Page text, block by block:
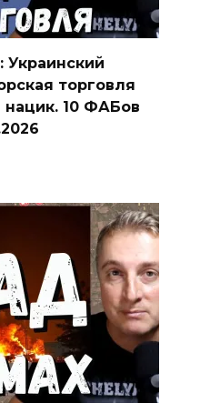
торговля
нацик. 10 ФАБов